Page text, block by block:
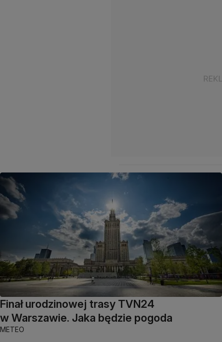
Finał urodzinowej trasy TVN24
w Warszawie. Jaka będzie pogoda
METEO